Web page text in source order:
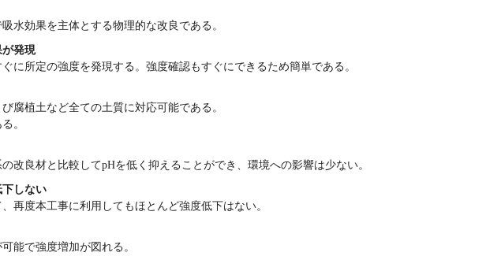
水効果を主体とする物理的な改良である。
発現
に所定の強度を発現する。強度確認もすぐにできるため簡単である。
腐植土など全ての土質に対応可能である。
。
改良材と比較してpHを低く抑えることができ、環境への影響は少ない。
しない
再度本工事に利用してもほとんど強度低下はない。
能で強度増加が図れる。